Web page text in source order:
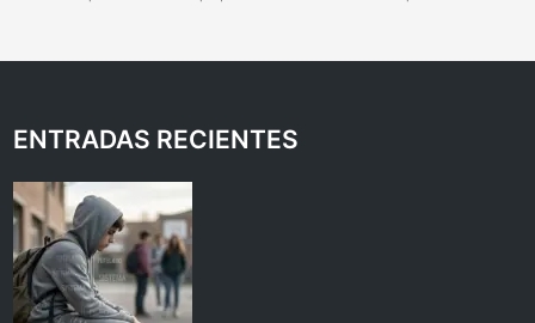
ENTRADAS RECIENTES